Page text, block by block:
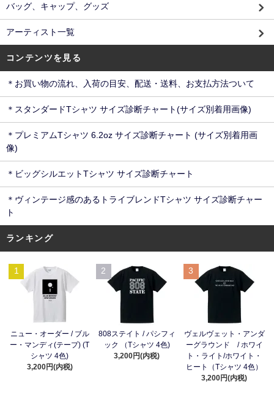
バッグ、キャップ、グッズ
アーティスト一覧
コンテンツを見る
＊お買い物の流れ、入荷の目安、配送・送料、お支払方法ついて
＊スタンダードTシャツ サイズ診断チャート(サイズ別着用画像)
＊プレミアムTシャツ 6.2oz サイズ診断チャート (サイズ別着用画
像)
＊ビッグシルエットTシャツ サイズ診断チャート
＊ヴィンテージ感のあるトライブレンドTシャツ サイズ診断チャー
ト
ランキング
1
ニュー・オーダー / ブル
ー・マンディ(テープ) (T
シャツ 4色)
3,200円(内税)
2
808ステイト / パシフィ
ック （Tシャツ 4色)
3,200円(内税)
3
ヴェルヴェット・アンダ
ーグラウンド / ホワイ
ト・ライト/ホワイト・
ヒート（Tシャツ 4色）
3,200円(内税)